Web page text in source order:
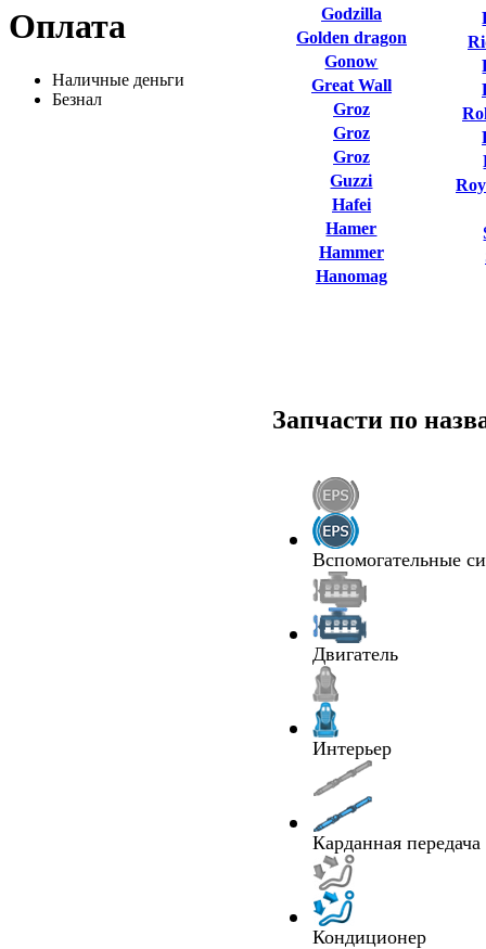
Оплата
Наличные деньги
Безнал
Godzilla
Golden dragon
Gonow
Great Wall
Groz
Groz
Groz
Guzzi
Hafei
Hamer
Hammer
Hanomag
Запчасти по
Вспомогательные
Двигатель
Интерьер
Карданная передача
Кондиционер